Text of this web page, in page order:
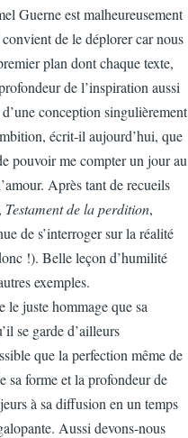
Guerne est malheureusement
de le déplorer car nous
plan dont chaque texte,
de l’inspiration aussi
conception singulièrement
écrit-il aujourd’hui, que
pouvoir me compter un jour au
Après tant de recueils
Testament de la perdition,
de s’interroger sur la réalité
!). Belle leçon d’humilité
exemples.
juste hommage que sa
se garde d’ailleurs
que la perfection même de
sa forme et la profondeur de
à sa diffusion en un temps
Aussi devons-nous